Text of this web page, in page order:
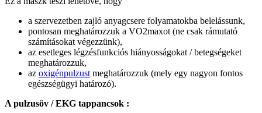
a szervezetben zajló anyagcsere folyamatokba belelássunk,
pontosan meghatározzuk a VO2maxot (ne csak rámutató
számításokat végezzünk),
az esetleges légzésfunkciós hiányosságokat / betegségeket
meghatározzuk,
az oxigénpulzust meghatározzuk (mely egy nagyon fontos
egészségügyi határozó).
A pulzusöv / EKG tappancsok :